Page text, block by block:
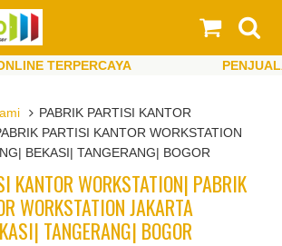
TERPERCAYA
PABRIK PARTISI KANTOR
PARTISI KANTOR WORKSTATION
BEKASI| TANGERANG| BOGOR
KANTOR WORKSTATION| PABRIK
WORKSTATION JAKARTA
TANGERANG| BOGOR